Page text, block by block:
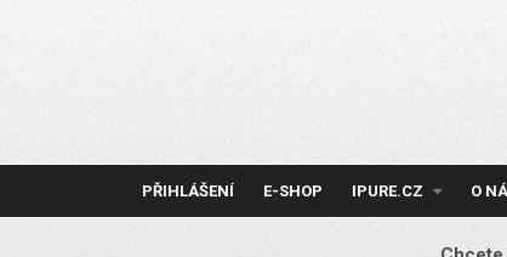
PŘIHLÁŠENÍ E-SHOP IPURE.CZ O